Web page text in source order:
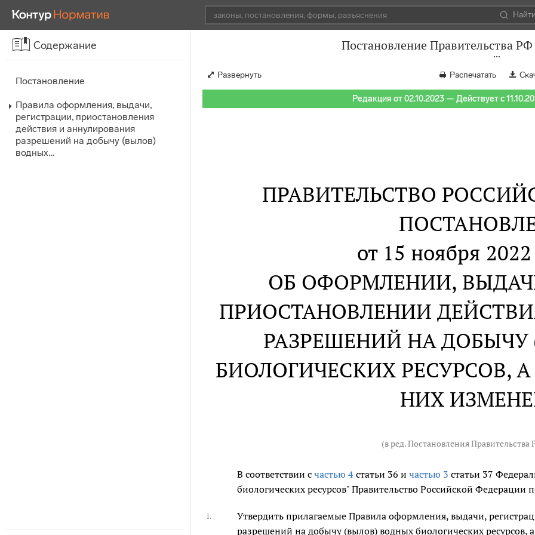
Содержание
Постановление
Правила оформления, выдачи,
регистрации, приостановления
действия и аннулирования
разрешений на добычу (вылов)
водных…
Постановление Правительства
Развернуть Распечатать
Редакция от 02.10.2023 — Действует с
ПРАВИТЕЛЬСТВО
от 15 ноября
ОБ ОФОРМЛЕНИИ,
ПРИОСТАНОВЛЕНИИ
РАЗРЕШЕНИЙ НА
БИОЛОГИЧЕСКИХ РЕСУРСОВ,
НИХ
(в ред. Постановления Правительства
В соответствии с частью 4статьи 36 и частью 3 статьи 37
биологических ресурсов" Правительство Российской Федерации
1.
Утвердить прилагаемые Правила оформления, выдачи,
разрешений на добычу (вылов) водных биологических ресурсов,